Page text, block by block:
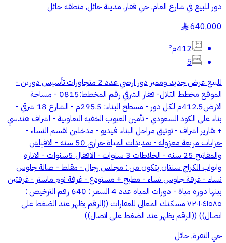
دور للبيع في شارع العام, حي قفار, مدينة حائل, منطقة حائل
640,000
§
412م²
5
للبيع عرض جديد ومميز دور ارضي عدد 2 متجاورات تأسيس دورين -
الموقع مخطط التلال- قفار الشرقي رقم المخطط:0815 - مساحة
الارض412.5م لكل دور - مسطح البناء: 295.5م - الشارع 18 شرقي -
بناء على الكود السعودي - تأمين العيوب الخفية التعاونية - اشراف هندسي
+ تقارير اشراف - توثيق مراحل البناء فيديو - مدخلين لقسم النساء -
خزانات مربعة معزوله - تمديدات المياة حراري 50 سنه - الافياش
والمفاتيح 25 سنه - الخلاطات 3 سنوات - الاقفال 5سنوات - الاناره
وابواب الكراج سنتان يتكون من : مجلس رجال - مقلط - صالة جلوس
نساء - غرفة جلوس نساء - مطبخ + مستودع - غرفة نوم ماستر - غرفتين
بينها دورة مياة - دورات المياه عدد 4 السعر : 640 رقم الترخيص :
٧٢٠١٠٤١٥٨٥ مسكنك المعالي للعقارات ((الرقم يظهر عند الضغط على
اتصال)) ((الرقم يظهر عند الضغط على اتصال))
حي النقرة, حائل